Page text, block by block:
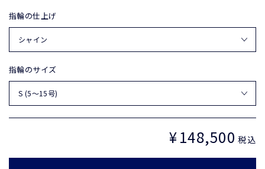
指輪の仕上げ
指輪のサイズ
定
¥148,500 税込